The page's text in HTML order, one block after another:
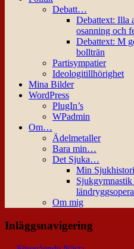
Debatt…
Debattext: Illa
osanning och
Debattext: M
bollträn
Partisympatier
Ideologitillhörighet
Mina Bilder
WordPress
PlugIn’s
WPadmin
Om…
Ädelmetaller
Bara min…
Det Sjuka…
Min
Om mig
Inläggsnavigering